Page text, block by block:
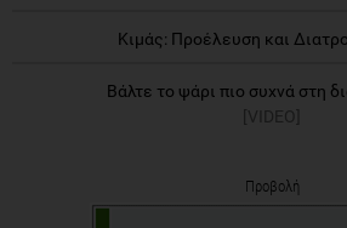
Κιμάς: Προέλευση και
Βάλτε το ψάρι πιο συχνά στη
[VIDEO]
Προβολή